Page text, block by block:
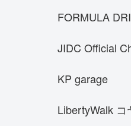
SRT Viper GTS
GT-R R33
prelude
Porsche
FORMULA
JIDC Official
KP garage
LibertyWalk